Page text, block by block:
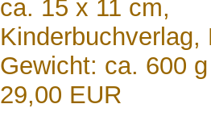
ca. 15 x 11 cm,
Gewicht: ca. 600 g
29,00 EUR